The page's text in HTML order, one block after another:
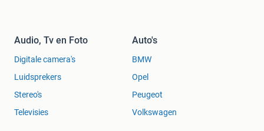
Audio, Tv en Foto
Digitale camera's
Luidsprekers
Stereo's
Televisies
Auto's
BMW
Opel
Peugeot
Volkswagen